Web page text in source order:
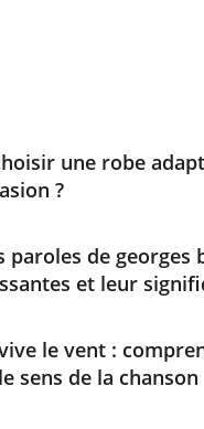
une robe
?
paroles de georges
et leur
le vent :
sens de la chanson